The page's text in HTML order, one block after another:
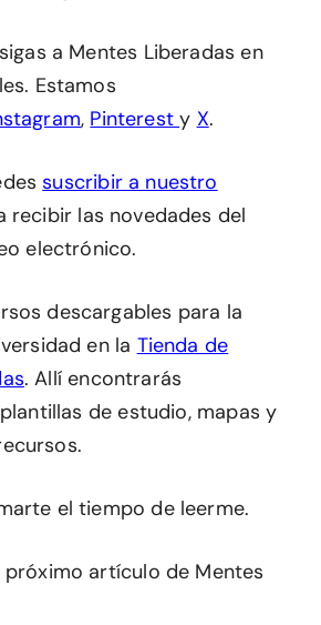
a Mentes Liberadas en
Estamos
, Pinteresty X.
suscribir a nuestro
recibir las novedades del
electrónico.
descargables para la
en la Tienda de
. Allí encontrarás
de estudio, mapas y
el tiempo de leerme.
próximo artículo de Mentes